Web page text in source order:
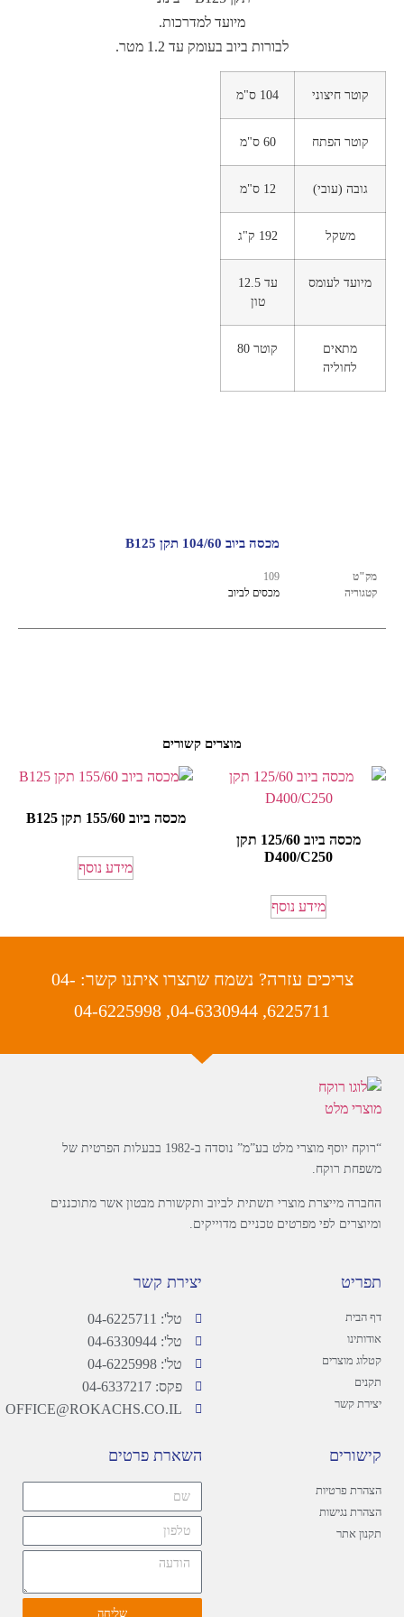
מיועד למדרכות.
לבורות ביוב בעומק עד 1.2 מטר.
קוטר חיצוני 104 ס"מ
קוטר הפתח 60 ס"מ
גובה (עובי) 12 ס"מ
משקל 192 ק"ג
מיועד לעומס
עד 12.5
טון
מתאים
לחוליה
קוטר 80
מוצרים קשורים
מכסה ביוב 125/60 תקן
D400/C250
מידע נוסף
מכסה ביוב 155/60 תקן B125
מידע נוסף
מכסה ביוב 104/60 תקן B125
מק"ט
109
קטגוריה
מכסים לביוב
צריכים עזרה? נשמח שתצרו איתנו קשר: 04-
6225711, 04-6330944, 04-6225998
“רוקח יוסף מוצרי מלט בע”מ” נוסדה ב-1982 בבעלות הפרטית של
משפחת רוקח.
החברה מייצרת מוצרי תשתית לביוב ותקשורת מבטון אשר מתוכננים
ומיוצרים לפי מפרטים טכניים מדוייקים.
תפריט
דף הבית
אודותינו
קטלוג מוצרים
תקנים
יצירת קשר
יצירת קשר
טל': 04-6225711
טל': 04-6330944
טל': 04-6225998
פקס: 04-6337217
OFFICE@ROKACHS.CO.IL
קישורים
הצהרת פרטיות
הצהרת נגישות
תקנון אתר
השארת פרטים
שליחה